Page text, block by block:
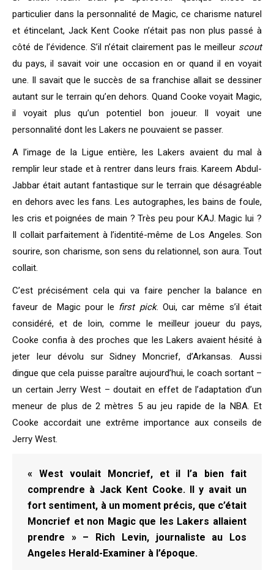
particulier dans la personnalité de Magic, ce charisme naturel
et étincelant, Jack Kent Cooke n’était pas non plus passé à
côté de l’évidence. S’il n’était clairement pas le meilleur scout
du pays, il savait voir une occasion en or quand il en voyait
une. Il savait que le succès de sa franchise allait se dessiner
autant sur le terrain qu’en dehors. Quand Cooke voyait Magic,
il voyait plus qu’un potentiel bon joueur. Il voyait une
personnalité dont les Lakers ne pouvaient se passer.
A l’image de la Ligue entière, les Lakers avaient du mal à
remplir leur stade et à rentrer dans leurs frais. Kareem Abdul-
Jabbar était autant fantastique sur le terrain que désagréable
en dehors avec les fans. Les autographes, les bains de foule,
les cris et poignées de main ? Très peu pour KAJ. Magic lui ?
Il collait parfaitement à l’identité-même de Los Angeles. Son
sourire, son charisme, son sens du relationnel, son aura. Tout
collait.
C’est précisément cela qui va faire pencher la balance en
faveur de Magic pour le first pick. Oui, car même s’il était
considéré, et de loin, comme le meilleur joueur du pays,
Cooke confia à des proches que les Lakers avaient hésité à
jeter leur dévolu sur Sidney Moncrief, d’Arkansas. Aussi
dingue que cela puisse paraître aujourd’hui, le coach sortant –
un certain Jerry West – doutait en effet de l’adaptation d’un
meneur de plus de 2 mètres 5 au jeu rapide de la NBA. Et
Cooke accordait une extrême importance aux conseils de
Jerry West.
« West voulait Moncrief, et il l’a bien fait
comprendre à Jack Kent Cooke. Il y avait un
fort sentiment, à un moment précis, que c’était
Moncrief et non Magic que les Lakers allaient
prendre » – Rich Levin, journaliste au Los
Angeles Herald-Examiner à l’époque.